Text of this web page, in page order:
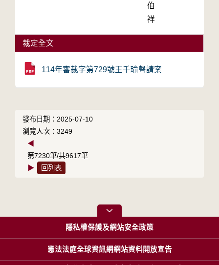
伯
祥
裁定全文
114年審裁字第729號王千瑜聲請案
發布日期：2025-07-10
瀏覽人次：3249
◀
第7230筆/共9617筆
▶
回列表
隱私權保護及網站安全政策
憲法法庭全球資訊網網站資料開放宣告